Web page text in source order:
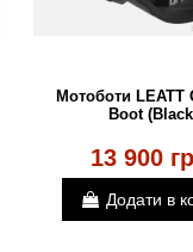
Мотоботи LEATT
Boot
13 900
Додати в